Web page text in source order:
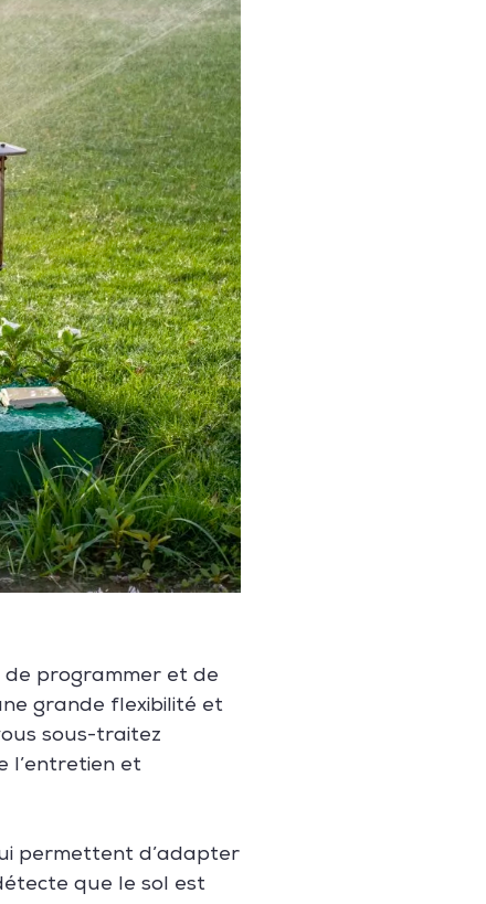
de programmer et de
grande flexibilité et
sous-traitez
l’entretien et
permettent d’adapter
que le sol est